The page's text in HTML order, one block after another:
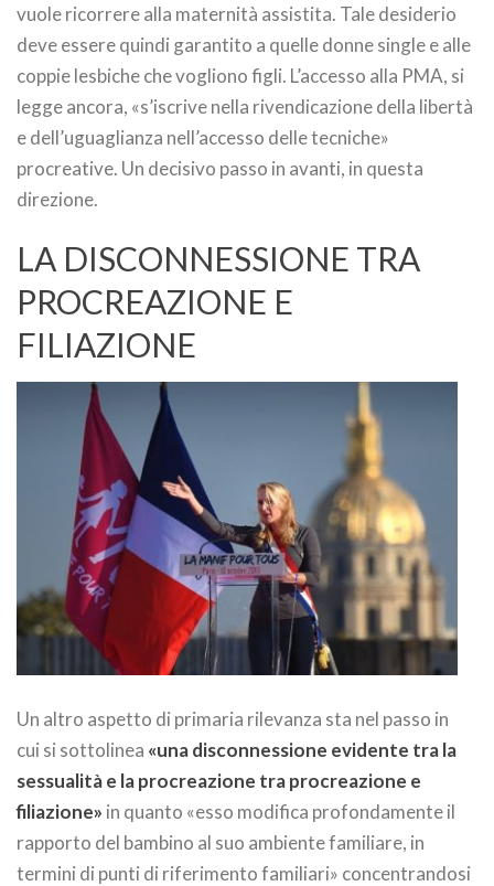
vuole ricorrere alla maternità assistita. Tale desiderio
deve essere quindi garantito a quelle donne single e alle
coppie lesbiche che vogliono figli. L’accesso alla PMA, si
legge ancora, «s’iscrive nella rivendicazione della libertà
e dell’uguaglianza nell’accesso delle tecniche»
procreative. Un decisivo passo in avanti, in questa
direzione.
LA DISCONNESSIONE TRA
PROCREAZIONE E
FILIAZIONE
Un altro aspetto di primaria rilevanza sta nel passo in
cui si sottolinea «una disconnessione evidente tra la
sessualità e la procreazione tra procreazione e
filiazione» in quanto «esso modifica profondamente il
rapporto del bambino al suo ambiente familiare, in
termini di punti di riferimento familiari» concentrandosi